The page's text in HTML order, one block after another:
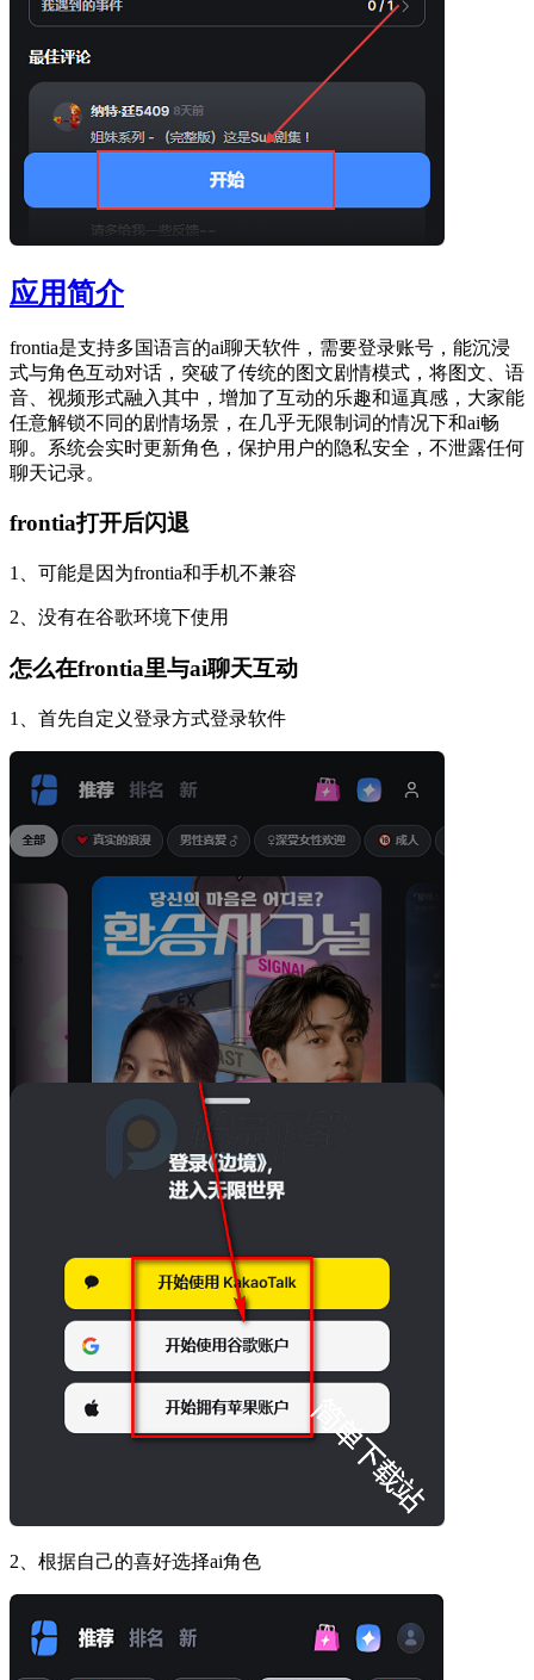
应用简介
frontia是支持多国语言的ai聊天软件，需要登录账号，能沉浸
式与角色互动对话，突破了传统的图文剧情模式，将图文、语
音、视频形式融入其中，增加了互动的乐趣和逼真感，大家能
任意解锁不同的剧情场景，在几乎无限制词的情况下和ai畅
聊。系统会实时更新角色，保护用户的隐私安全，不泄露任何
聊天记录。
frontia打开后闪退
1、可能是因为frontia和手机不兼容
2、没有在谷歌环境下使用
怎么在frontia里与ai聊天互动
1、首先自定义登录方式登录软件
2、根据自己的喜好选择ai角色